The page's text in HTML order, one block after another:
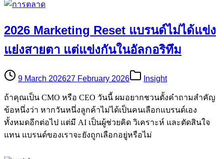
2026 Marketing Reset แบรนด์ไม่ได้แข่ง
แย่งสายตา แต่แข่งกันในอัลกอริทึม
9 March 202627 February 2026 Insight
ถ้าคุณเป็น CMO หรือ CEO วันนี้ ผมอยากชวนตั้งคำถามสำคัญ
ข้อหนึ่งว่า หากวันหนึ่งลูกค้าไม่ได้เป็นคนเลือกแบรนด์เอง
ทั้งหมดอีกต่อไป แต่มี AI เป็นผู้ช่วยคิด วิเคราะห์ และตัดสินใจ
แทน แบรนด์ของเราจะยังถูกเลือกอยู่หรือไม่